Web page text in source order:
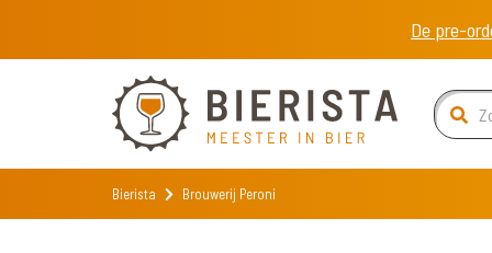
De pre-
Bierista Brouwerij Peroni